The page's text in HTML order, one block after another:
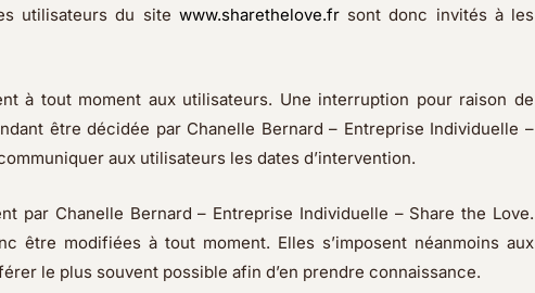
utilisateurs du site www.sharethelove.frsont donc invités à les
à tout moment aux utilisateurs. Une interruption pour raison de
être décidée par Chanelle Bernard – Entreprise Individuelle –
aux utilisateurs les dates d’intervention.
par Chanelle Bernard – Entreprise Individuelle – Share the Love.
être modifiées à tout moment. Elles s’imposent néanmoins aux
le plus souvent possible afin d’en prendre connaissance.